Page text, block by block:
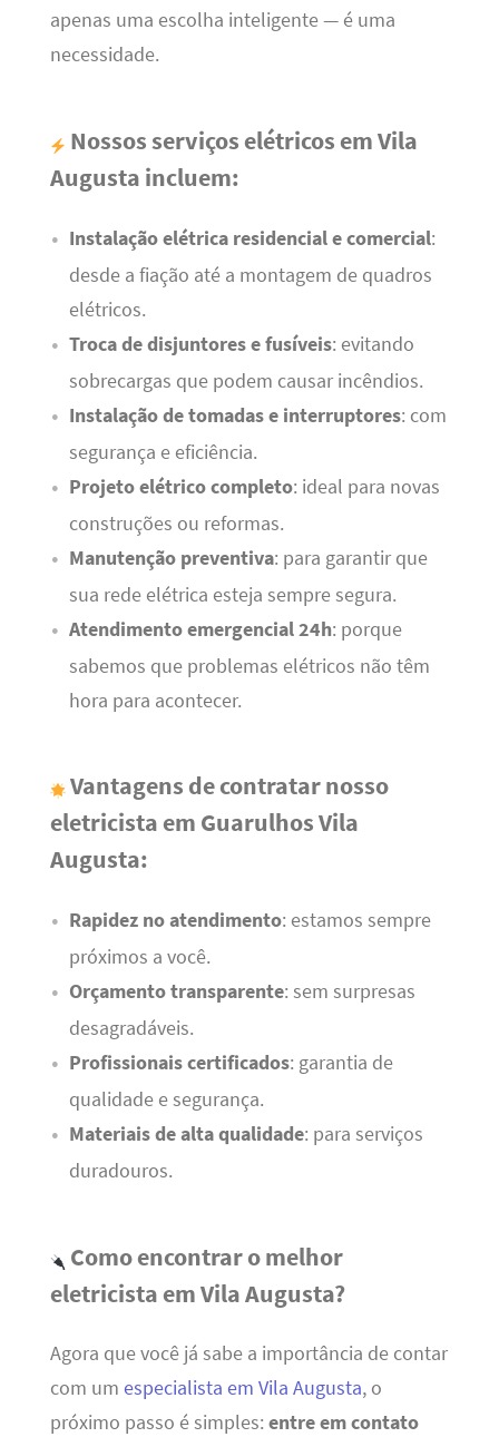
apenas uma escolha inteligente — é uma
necessidade.
Nossos serviços elétricos em Vila
Augusta incluem:
Instalação elétrica residencial e comercial:
desde a fiação até a montagem de quadros
elétricos.
Troca de disjuntores e fusíveis: evitando
sobrecargas que podem causar incêndios.
Instalação de tomadas e interruptores: com
segurança e eficiência.
Projeto elétrico completo: ideal para novas
construções ou reformas.
Manutenção preventiva: para garantir que
sua rede elétrica esteja sempre segura.
Atendimento emergencial 24h: porque
sabemos que problemas elétricos não têm
hora para acontecer.
Vantagens de contratar nosso
eletricista em Guarulhos Vila
Augusta:
Rapidez no atendimento: estamos sempre
próximos a você.
Orçamento transparente: sem surpresas
desagradáveis.
Profissionais certificados: garantia de
qualidade e segurança.
Materiais de alta qualidade: para serviços
duradouros.
Como encontrar o melhor
eletricista em Vila Augusta?
Agora que você já sabe a importância de contar
com um especialista em Vila Augusta, o
próximo passo é simples: entre em contato